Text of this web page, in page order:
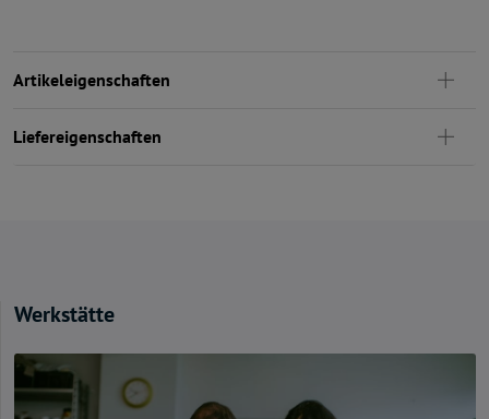
Artikeleigenschaften
Liefereigenschaften
Werkstätte